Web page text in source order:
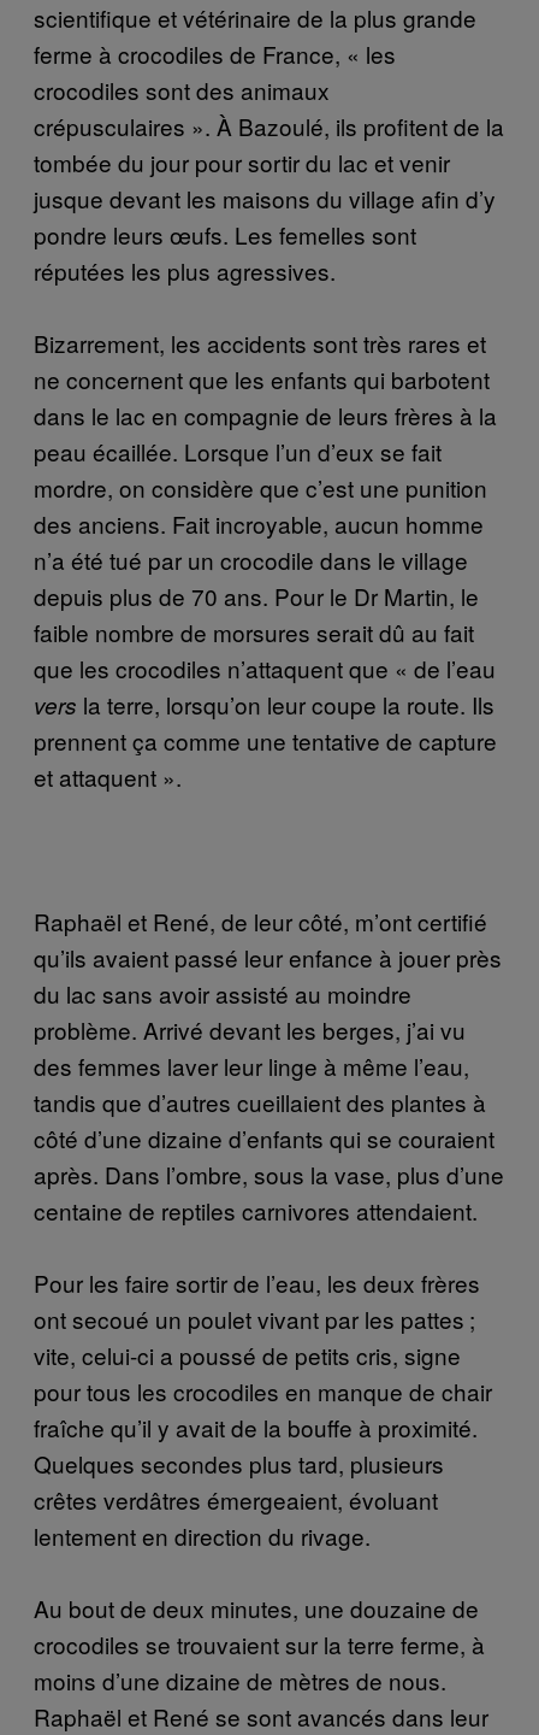
scientifique et vétérinaire de la plus grande
ferme à crocodiles de France, « les
crocodiles sont des animaux
crépusculaires ». À Bazoulé, ils profitent de la
tombée du jour pour sortir du lac et venir
jusque devant les maisons du village afin d’y
pondre leurs œufs. Les femelles sont
réputées les plus agressives.
Bizarrement, les accidents sont très rares et
ne concernent que les enfants qui barbotent
dans le lac en compagnie de leurs frères à la
peau écaillée. Lorsque l’un d’eux se fait
mordre, on considère que c’est une punition
des anciens. Fait incroyable, aucun homme
n’a été tué par un crocodile dans le village
depuis plus de 70 ans. Pour le Dr Martin, le
faible nombre de morsures serait dû au fait
que les crocodiles n’attaquent que « de l’eau
vers la terre, lorsqu’on leur coupe la route. Ils
prennent ça comme une tentative de capture
et attaquent ».
Raphaël et René, de leur côté, m’ont certifié
qu’ils avaient passé leur enfance à jouer près
du lac sans avoir assisté au moindre
problème. Arrivé devant les berges, j’ai vu
des femmes laver leur linge à même l’eau,
tandis que d’autres cueillaient des plantes à
côté d’une dizaine d’enfants qui se couraient
après. Dans l’ombre, sous la vase, plus d’une
centaine de reptiles carnivores attendaient.
Pour les faire sortir de l’eau, les deux frères
ont secoué un poulet vivant par les pattes ;
vite, celui-ci a poussé de petits cris, signe
pour tous les crocodiles en manque de chair
fraîche qu’il y avait de la bouffe à proximité.
Quelques secondes plus tard, plusieurs
crêtes verdâtres émergeaient, évoluant
lentement en direction du rivage.
Au bout de deux minutes, une douzaine de
crocodiles se trouvaient sur la terre ferme, à
moins d’une dizaine de mètres de nous.
Raphaël et René se sont avancés dans leur